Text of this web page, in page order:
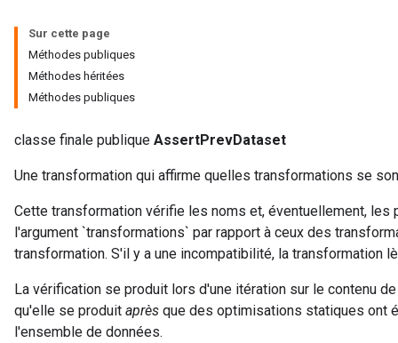
Sur cette page
Méthodes publiques
Méthodes héritées
Méthodes publiques
classe finale publique AssertPrevDataset
Une transformation qui affirme quelles transformations se
Cette transformation vérifie les noms et, éventuellement, les
l'argument `transformations` par rapport à ceux des
transformation. S'il y a une incompatibilité, la transformation
La vérification se produit lors d'une itération sur le contenu
qu'elle se produit après que des optimisations statiques ont
l'ensemble de données.